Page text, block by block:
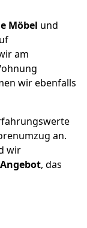
Möbel und
am
wir ebenfalls
an.
wir
, das